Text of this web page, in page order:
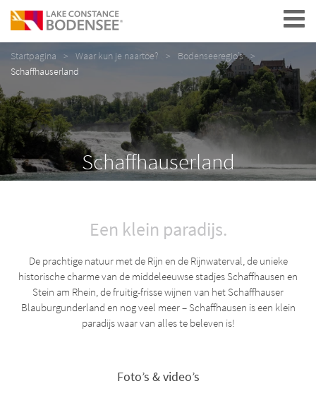
Navigation
Startpagina Waar kun je naartoe?
Bodenseeregio’s
Schaffhauserland
Schaffhauserland
Een klein paradijs.
De prachtige natuur met de Rijn en de Rijnwaterval, de unieke
historische charme van de middeleeuwse stadjes Schaffhausen en
Stein am Rhein, de fruitig-frisse wijnen van het Schaffhauser
Blauburgunderland en nog veel meer – Schaffhausen is een klein
paradijs waar van alles te beleven is!
Foto’s & video’s